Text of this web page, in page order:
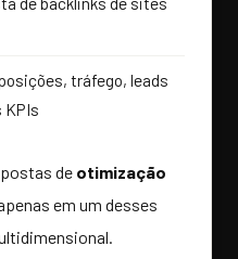
tráfego, leads
KPIs
de otimização
em um desses